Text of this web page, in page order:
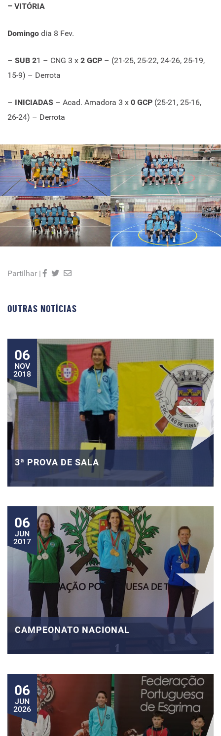
– VITÓRIA
Domingo dia 8 Fev.
– SUB 21 – CNG 3 x 2 GCP – (21-25, 25-22, 24-26, 25-19,
15-9) – Derrota
– INICIADAS – Acad. Amadora 3 x 0 GCP (25-21, 25-16,
26-24) – Derrota
Partilhar |
OUTRAS NOTÍCIAS
06
NOV
2018
3ª PROVA DE SALA
06
JUN
2017
CAMPEONATO NACIONAL
06
JUN
2026